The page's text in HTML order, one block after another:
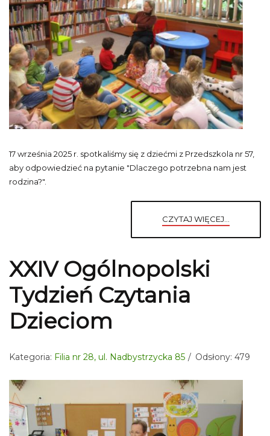
17 września 2025 r. spotkaliśmy się z dziećmi z Przedszkola nr 57,
aby odpowiedzieć na pytanie "Dlaczego potrzebna nam jest
rodzina?".
CZYTAJ WIĘCEJ...
XXIV Ogólnopolski
Tydzień Czytania
Dzieciom
Kategoria: Filia nr 28, ul. Nadbystrzycka 85 Odsłony: 479